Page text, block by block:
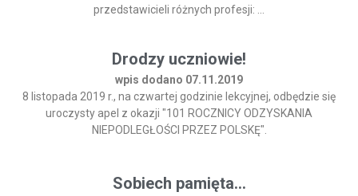
przedstawicieli różnych profesji: ...
Drodzy uczniowie!
wpis dodano 07.11.2019
8 listopada 2019 r., na czwartej godzinie lekcyjnej, odbędzie się
uroczysty apel z okazji "101 ROCZNICY ODZYSKANIA
NIEPODLEGŁOŚCI PRZEZ POLSKĘ".
Sobiech pamięta...